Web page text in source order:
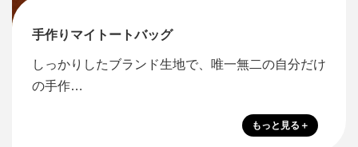
手作りマイトートバッグ
しっかりしたブランド生地で、唯一無二の自分だけ
の手作…